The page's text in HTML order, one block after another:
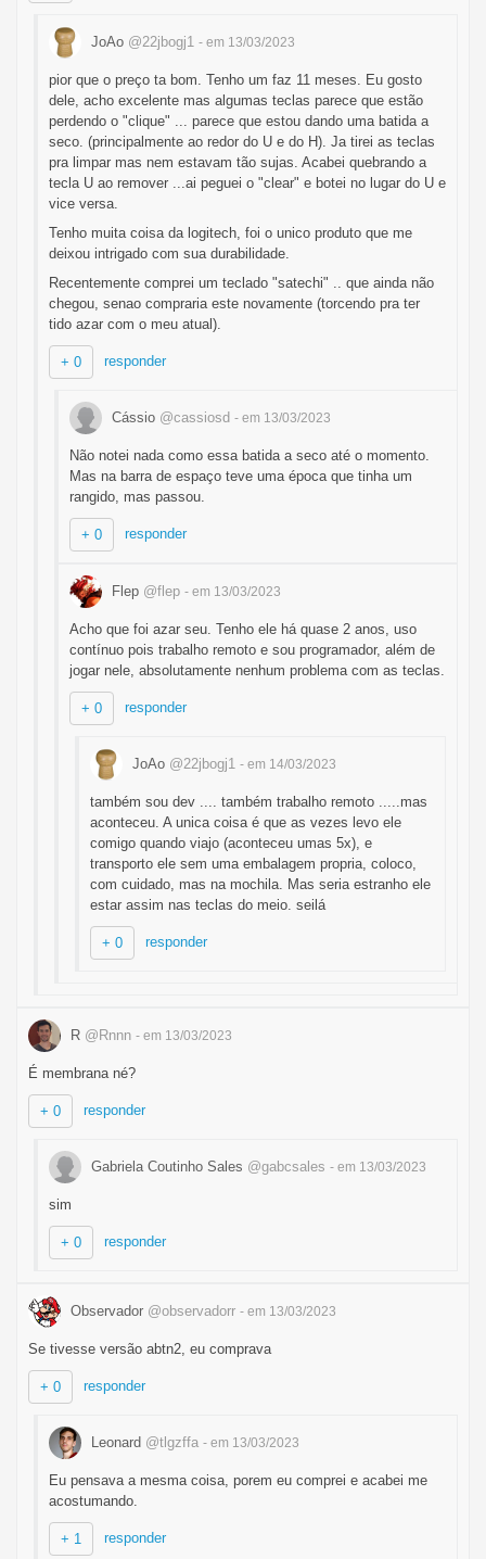
JoAo @22jbogj1 - em 13/03/2023
pior que o preço ta bom. Tenho um faz 11 meses. Eu gosto
dele, acho excelente mas algumas teclas parece que estão
perdendo o "clique" ... parece que estou dando uma batida a
seco. (principalmente ao redor do U e do H). Ja tirei as teclas
pra limpar mas nem estavam tão sujas. Acabei quebrando a
tecla U ao remover ...ai peguei o "clear" e botei no lugar do U e
vice versa.
Tenho muita coisa da logitech, foi o unico produto que me
deixou intrigado com sua durabilidade.
Recentemente comprei um teclado "satechi" .. que ainda não
chegou, senao compraria este novamente (torcendo pra ter
tido azar com o meu atual).
+ 0 responder
Cássio @cassiosd - em 13/03/2023
Não notei nada como essa batida a seco até o momento.
Mas na barra de espaço teve uma época que tinha um
rangido, mas passou.
+ 0 responder
Flep @flep - em 13/03/2023
Acho que foi azar seu. Tenho ele há quase 2 anos, uso
contínuo pois trabalho remoto e sou programador, além de
jogar nele, absolutamente nenhum problema com as teclas.
+ 0 responder
JoAo @22jbogj1 - em 14/03/2023
também sou dev .... também trabalho remoto .....mas
aconteceu. A unica coisa é que as vezes levo ele
comigo quando viajo (aconteceu umas 5x), e
transporto ele sem uma embalagem propria, coloco,
com cuidado, mas na mochila. Mas seria estranho ele
estar assim nas teclas do meio. seilá
+ 0 responder
R @Rnnn - em 13/03/2023
É membrana né?
+ 0 responder
Gabriela Coutinho Sales @gabcsales - em 13/03/2023
sim
+ 0 responder
Observador @observadorr - em 13/03/2023
Se tivesse versão abtn2, eu comprava
+ 0 responder
Leonard @tlgzffa - em 13/03/2023
Eu pensava a mesma coisa, porem eu comprei e acabei me
acostumando.
+ 1 responder